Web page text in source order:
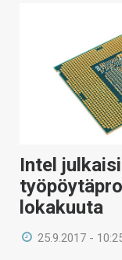
Intel
lokakuuta
25.9.2017 -